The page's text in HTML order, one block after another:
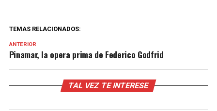
TEMAS RELACIONADOS:
ANTERIOR
Pinamar, la opera prima de Federico Godfrid
TAL VEZ TE INTERESE